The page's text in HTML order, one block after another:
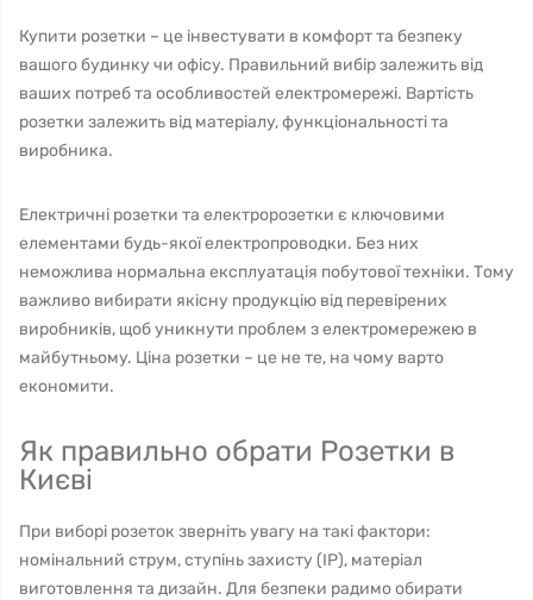
Купити розетки – це інвестувати в комфорт та безпеку
вашого будинку чи офісу. Правильний вибір залежить від
ваших потреб та особливостей електромережі. Вартість
розетки залежить від матеріалу, функціональності та
виробника.
Електричні розетки та електророзетки є ключовими
елементами будь-якої електропроводки. Без них
неможлива нормальна експлуатація побутової техніки. Тому
важливо вибирати якісну продукцію від перевірених
виробників, щоб уникнути проблем з електромережею в
майбутньому. Ціна розетки – це не те, на чому варто
економити.
Як правильно обрати Розетки в
Києві
При виборі розеток зверніть увагу на такі фактори:
номінальний струм, ступінь захисту (IP), матеріал
виготовлення та дизайн. Для безпеки радимо обирати